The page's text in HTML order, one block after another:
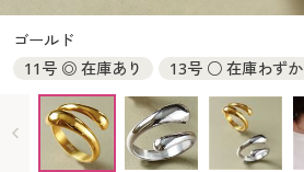
大きいサイズ 事務・制服
カタログ・チラシからのご注文
デジタルカタログ
カタログ無料プレゼント
カタログ無料プレゼント
会員メニュー
ゴールド
11号 ◎ 在庫あり
13号 ○ 在庫わずか
15号 ○ 在庫わずか